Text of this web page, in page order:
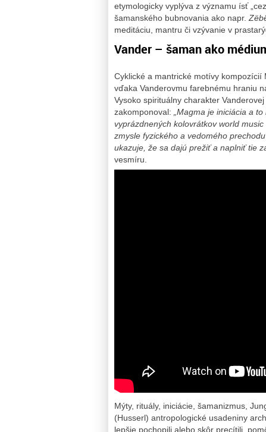
etymologicky vyplýva z významu ísť
šamanského bubnovania ako napr.
meditáciu, mantru či vzývanie v
Vander – šaman ako
Cyklické a mantrické motívy
vďaka Vanderovmu farebnému hraniu
Vysoko spirituálny charakter
zakomponoval:
„Magma je iniciácia a
vyprázdnených kolovrátkov world
zmysle fyzického a vedomého
ukazuje, že sa dajú prežiť a naplniť tie
vesmíru.
Mýty, rituály, iniciácie, šamanizmus,
(Husserl) antropologické usadeniny
lepšie pochopili alebo skôr precítili,